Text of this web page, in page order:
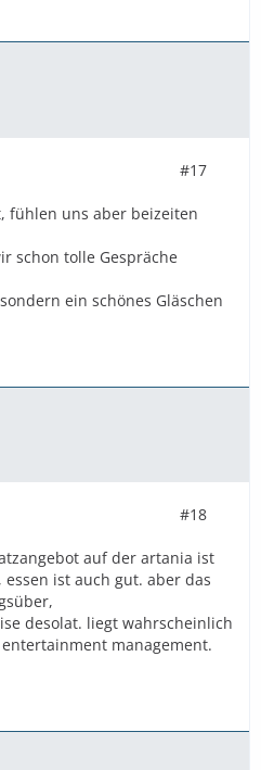
#17
fühlen uns aber beizeiten
schon tolle Gespräche
ein schönes Gläschen
#18
auf der artania ist
ist auch gut. aber das
desolat. liegt wahrscheinlich
management.